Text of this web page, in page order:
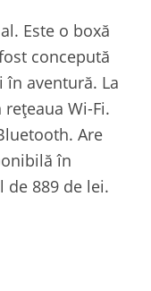
Este o boxă
concepută
în aventură. La
Wi-Fi.
Are
în
de 889 de lei.